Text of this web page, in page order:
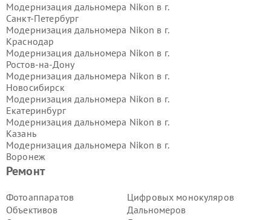
Ремонт
Фотоаппаратов
Объективов
Цифровых монокуляров
Дальномеров
Модернизация дальномера Nikon в г.
Санкт-Петербург
Модернизация дальномера Nikon в г.
Краснодар
Модернизация дальномера Nikon в г.
Ростов-на-Дону
Модернизация дальномера Nikon в г.
Новосибирск
Модернизация дальномера Nikon в г.
Екатеринбург
Модернизация дальномера Nikon в г.
Казань
Модернизация дальномера Nikon в г.
Воронеж
Модернизация дальномера Nikon в г.
Модернизация дальномера Nikon в г.
Самара
Модернизация дальномера Nikon в г.